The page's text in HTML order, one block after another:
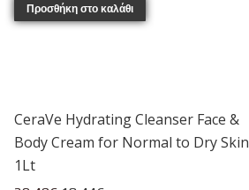
was:
τιμή
Προσθήκη στο καλάθι
CeraVe Hydrating Cleanser Face &
Body Cream for Normal to Dry Skin
1Lt